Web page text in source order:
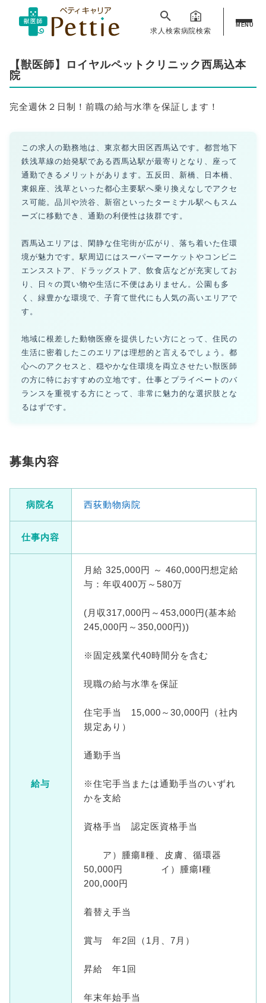
求人検索病院検索
MENU
【獣医師】ロイヤルペットクリニック西馬込本
院
完全週休２日制！前職の給与水準を保証します！
この求人の勤務地は、東京都大田区西馬込です。都営地下
鉄浅草線の始発駅である西馬込駅が最寄りとなり、座って
通勤できるメリットがあります。五反田、新橋、日本橋、
東銀座、浅草といった都心主要駅へ乗り換えなしでアクセ
ス可能。品川や渋谷、新宿といったターミナル駅へもスム
ーズに移動でき、通勤の利便性は抜群です。
西馬込エリアは、閑静な住宅街が広がり、落ち着いた住環
境が魅力です。駅周辺にはスーパーマーケットやコンビニ
エンスストア、ドラッグストア、飲食店などが充実してお
り、日々の買い物や生活に不便はありません。公園も多
く、緑豊かな環境で、子育て世代にも人気の高いエリアで
す。
地域に根差した動物医療を提供したい方にとって、住民の
生活に密着したこのエリアは理想的と言えるでしょう。都
心へのアクセスと、穏やかな住環境を両立させたい獣医師
の方に特におすすめの立地です。仕事とプライベートのバ
ランスを重視する方にとって、非常に魅力的な選択肢とな
るはずです。
募集内容
病院名 西荻動物病院
仕事内容
給与
月給 325,000円 ～ 460,000円想定給
与：年収400万～580万
(月収317,000円～453,000円(基本給
245,000円～350,000円))
※固定残業代40時間分を含む
現職の給与水準を保証
住宅手当 15,000～30,000円（社内
規定あり）
通勤手当
※住宅手当または通勤手当のいずれ
かを支給
資格手当 認定医資格手当
ア）腫瘍Ⅱ種、皮膚、循環器
50,000円 イ）腫瘍Ⅰ種
200,000円
着替え手当
賞与 年2回（1月、7月）
昇給 年1回
年末年始手当